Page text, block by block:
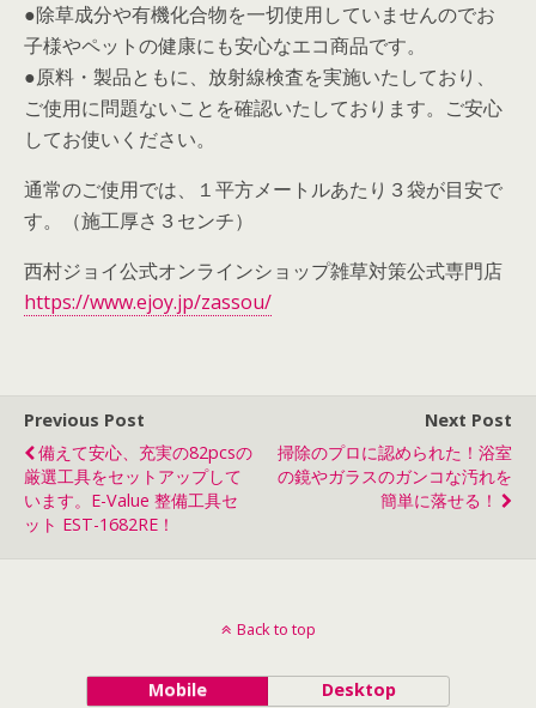
●除草成分や有機化合物を一切使用していませんのでお
子様やペットの健康にも安心なエコ商品です。
●原料・製品ともに、放射線検査を実施いたしており、
ご使用に問題ないことを確認いたしております。ご安心
してお使いください。
通常のご使用では、１平方メートルあたり３袋が目安で
す。（施工厚さ３センチ）
西村ジョイ公式オンラインショップ雑草対策公式専門店
https://www.ejoy.jp/zassou/
Previous Post
備えて安心、充実の82pcsの
厳選工具をセットアップして
います。E-Value 整備工具セ
ット EST-1682RE！
Next Post
掃除のプロに認められた！浴室
の鏡やガラスのガンコな汚れを
簡単に落せる！
Back to top
Mobile Desktop